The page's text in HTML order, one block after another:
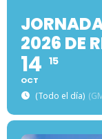
2026 DE
14
OCT
15
(Todo el día)